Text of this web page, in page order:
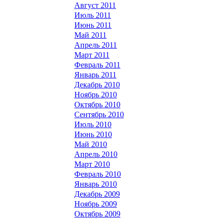
Август 2011
Июль 2011
Июнь 2011
Май 2011
Апрель 2011
Март 2011
Февраль 2011
Январь 2011
Декабрь 2010
Ноябрь 2010
Октябрь 2010
Сентябрь 2010
Июль 2010
Июнь 2010
Май 2010
Апрель 2010
Март 2010
Февраль 2010
Январь 2010
Декабрь 2009
Ноябрь 2009
Октябрь 2009